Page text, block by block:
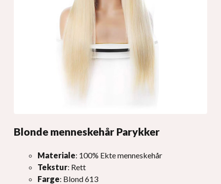
Blonde menneskehår Parykker
Materiale: 100% Ekte menneskehår
Tekstur: Rett
Farge: Blond 613